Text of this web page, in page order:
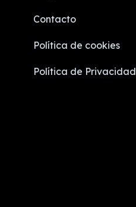
Contacto
Política de cookies
Política de Privacidad